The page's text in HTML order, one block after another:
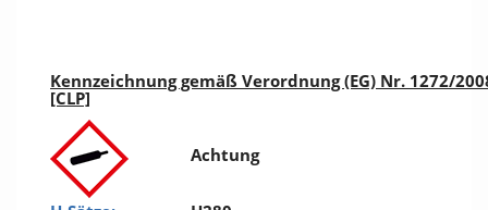
powered byUsercentrics Consent
Shops
Kennzeichnung gemäß Verordnung (EG) Nr. 1272/
[CLP]
Achtung